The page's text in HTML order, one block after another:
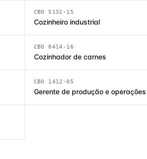
CBO 5132-15
Cozinheiro industrial
CBO 8414-16
Cozinhador de carnes
CBO 1412-05
Gerente de produção e operações